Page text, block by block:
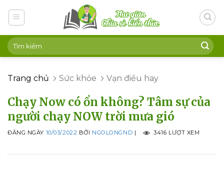
Trang chủ Sức khỏe Vạn điều hay
Chạy Now có ổn không? Tâm sự của
người chạy NOW trời mưa gió
ĐĂNG NGÀY 10/03/2022 BỞI NGOLONGND | 3416 LƯỢT XEM